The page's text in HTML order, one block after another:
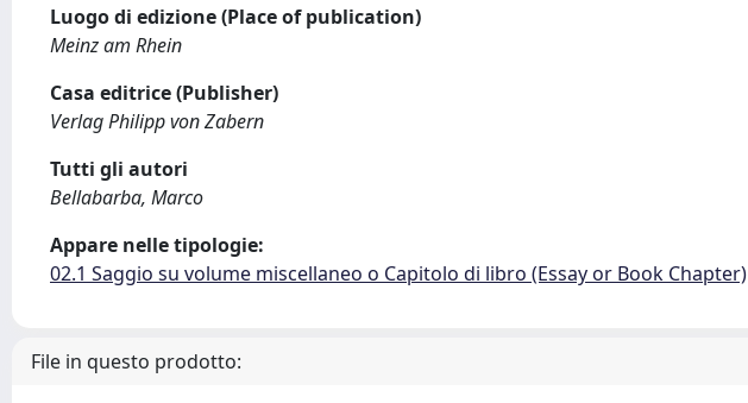
Luogo di edizione (Place of publication)
Meinz am Rhein
Casa editrice (Publisher)
Verlag Philipp von Zabern
Tutti gli autori
Bellabarba, Marco
Appare nelle tipologie:
02.1 Saggio su volume miscellaneo o Capitolo di libro (Essay or Book Chapter)
File in questo prodotto: